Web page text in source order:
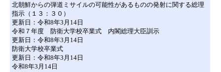
北朝鮮からの弾道ミサイルの可能性があるものの発射に関する総理
指示（１３：３０）
更新日：令和8年3月14日
令和７年度 防衛大学校卒業式 内閣総理大臣訓示
更新日：令和8年3月14日
防衛大学校卒業式
更新日：令和8年3月14日
令和8年3月14日